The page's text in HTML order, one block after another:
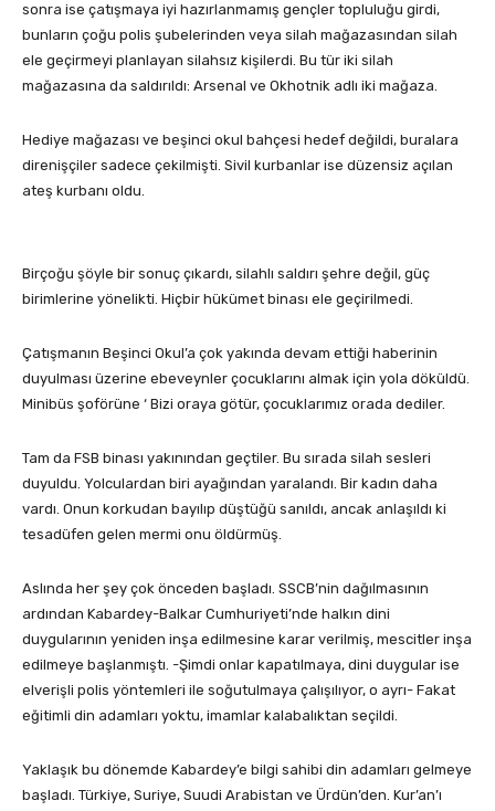
sonra ise çatışmaya iyi hazırlanmamış gençler topluluğu girdi,
bunların çoğu polis şubelerinden veya silah mağazasından silah
ele geçirmeyi planlayan silahsız kişilerdi. Bu tür iki silah
mağazasına da saldırıldı: Arsenal ve Okhotnik adlı iki mağaza.
Hediye mağazası ve beşinci okul bahçesi hedef değildi, buralara
direnişçiler sadece çekilmişti. Sivil kurbanlar ise düzensiz açılan
ateş kurbanı oldu.
Birçoğu şöyle bir sonuç çıkardı, silahlı saldırı şehre değil, güç
birimlerine yönelikti. Hiçbir hükümet binası ele geçirilmedi.
Çatışmanın Beşinci Okul’a çok yakında devam ettiği haberinin
duyulması üzerine ebeveynler çocuklarını almak için yola döküldü.
Minibüs şoförüne ‘ Bizi oraya götür, çocuklarımız orada dediler.
Tam da FSB binası yakınından geçtiler. Bu sırada silah sesleri
duyuldu. Yolculardan biri ayağından yaralandı. Bir kadın daha
vardı. Onun korkudan bayılıp düştüğü sanıldı, ancak anlaşıldı ki
tesadüfen gelen mermi onu öldürmüş.
Aslında her şey çok önceden başladı. SSCB’nin dağılmasının
ardından Kabardey-Balkar Cumhuriyeti’nde halkın dini
duygularının yeniden inşa edilmesine karar verilmiş, mescitler inşa
edilmeye başlanmıştı. -Şimdi onlar kapatılmaya, dini duygular ise
elverişli polis yöntemleri ile soğutulmaya çalışılıyor, o ayrı- Fakat
eğitimli din adamları yoktu, imamlar kalabalıktan seçildi.
Yaklaşık bu dönemde Kabardey’e bilgi sahibi din adamları gelmeye
başladı. Türkiye, Suriye, Suudi Arabistan ve Ürdün’den. Kur’an’ı